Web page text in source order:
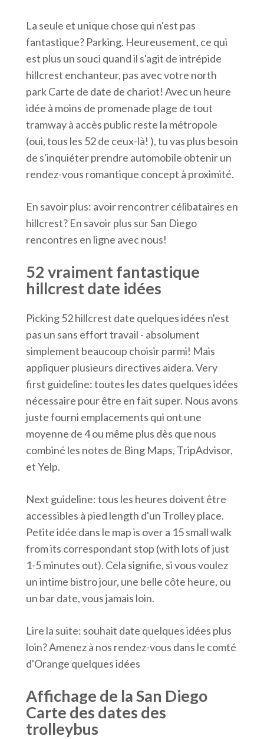
La seule et unique chose qui n'est pas
fantastique? Parking. Heureusement, ce qui
est plus un souci quand il s'agit de intrépide
hillcrest enchanteur, pas avec votre north
park Carte de date de chariot! Avec un heure
idée à moins de promenade plage de tout
tramway à accès public reste la métropole
(oui, tous les 52 de ceux-là! ), tu vas plus besoin
de s'inquiéter prendre automobile obtenir un
rendez-vous romantique concept à proximité.
En savoir plus: avoir rencontrer célibataires en
hillcrest? En savoir plus sur San Diego
rencontres en ligne avec nous!
52 vraiment fantastique
hillcrest date idées
Picking 52 hillcrest date quelques idées n'est
pas un sans effort travail - absolument
simplement beaucoup choisir parmi! Mais
appliquer plusieurs directives aidera. Very
first guideline: toutes les dates quelques idées
nécessaire pour être en fait super. Nous avons
juste fourni emplacements qui ont une
moyenne de 4 ou même plus dès que nous
combiné les notes de Bing Maps, TripAdvisor,
et Yelp.
Next guideline: tous les heures doivent être
accessibles à pied length d'un Trolley place.
Petite idée dans le map is over a 15 small walk
from its correspondant stop (with lots of just
1-5 minutes out). Cela signifie, si vous voulez
un intime bistro jour, une belle côte heure, ou
un bar date, vous jamais loin.
Lire la suite: souhait date quelques idées plus
loin? Amenez à nos rendez-vous dans le comté
d'Orange quelques idées
Affichage de la San Diego
Carte des dates des
trolleybus